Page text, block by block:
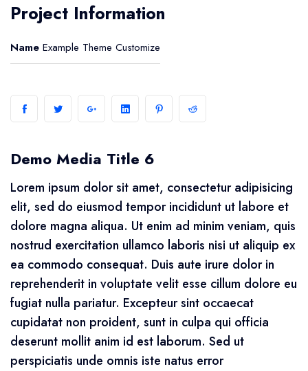
Project Information
Name Example Theme Customize
Demo Media Title 6
Lorem ipsum dolor sit amet, consectetur adipisicing
elit, sed do eiusmod tempor incididunt ut labore et
dolore magna aliqua. Ut enim ad minim veniam, quis
nostrud exercitation ullamco laboris nisi ut aliquip ex
ea commodo consequat. Duis aute irure dolor in
reprehenderit in voluptate velit esse cillum dolore eu
fugiat nulla pariatur. Excepteur sint occaecat
cupidatat non proident, sunt in culpa qui officia
deserunt mollit anim id est laborum. Sed ut
perspiciatis unde omnis iste natus error